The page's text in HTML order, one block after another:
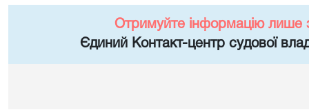
Отримуйте інформацію лише
Єдиний Контакт-центр судової